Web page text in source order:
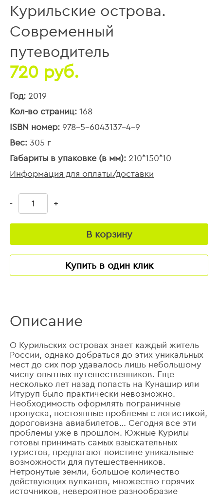
Курильские острова.
Современный
путеводитель
720 руб.
Год: 2019
Кол-во страниц: 168
ISBN номер: 978-5-6043137-4-9
Вес: 305 г
Габариты в упаковке (в мм): 210*150*10
Информация для оплаты/доставки
- +
В корзину
Купить в один клик
Описание
О Курильских островах знает каждый житель
России, однако добраться до этих уникальных
мест до сих пор удавалось лишь небольшому
числу опытных путешественников. Еще
несколько лет назад попасть на Кунашир или
Итуруп было практически невозможно.
Необходимость оформлять пограничные
пропуска, постоянные проблемы с логистикой,
дороговизна авиабилетов… Сегодня все эти
проблемы уже в прошлом. Южные Курилы
готовы принимать самых взыскательных
туристов, предлагают поистине уникальные
возможности для путешественников.
Нетронутые земли, большое количество
действующих вулканов, множество горячих
источников, невероятное разнообразие